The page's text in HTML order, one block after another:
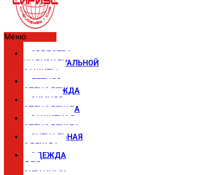
Меню
СРЕДСТВА
ИНДИВИДУАЛЬНОЙ
ЗАЩИТЫ
ЛЕТНЯЯ
СПЕЦОДЕЖДА
ЗИМНЯЯ
СПЕЦОДЕЖДА
ЗАЩИТНАЯ
СПЕЦОДЕЖДА
СИГНАЛЬНАЯ
ОДЕЖДА
ОДЕЖДА
ДЛЯ